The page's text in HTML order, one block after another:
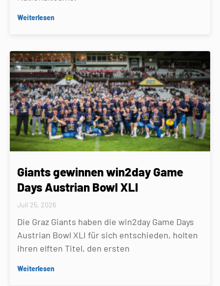
Weiterlesen
Giants gewinnen win2day Game
Days Austrian Bowl XLI
Juli 25, 2026
Die Graz Giants haben die win2day Game Days
Austrian Bowl XLI für sich entschieden, holten
ihren elften Titel, den ersten
Weiterlesen